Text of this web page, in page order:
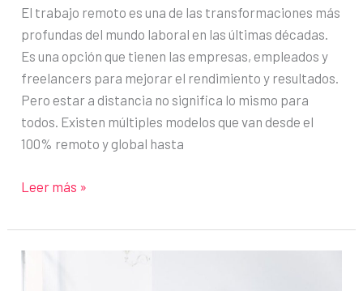
El trabajo remoto es una de las transformaciones más
profundas del mundo laboral en las últimas décadas.
Es una opción que tienen las empresas, empleados y
freelancers para mejorar el rendimiento y resultados.
Pero estar a distancia no significa lo mismo para
todos. Existen múltiples modelos que van desde el
100% remoto y global hasta
13
de
trabajo
Leer más »